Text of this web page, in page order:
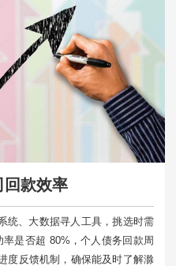
回款效率
统、大数据寻人工具，挑选时需
是否超 80%，个人债务回款周
度反馈机制，确保能及时了解滁